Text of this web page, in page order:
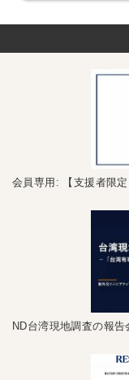
会員専用: 【支援者限
ND台湾現地調査の報